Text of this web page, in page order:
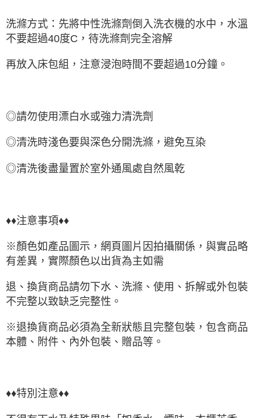
洗滌方式：先將中性洗滌劑倒入洗衣機的水中，水溫
不要超過40度C，待洗滌劑完全溶解
再放入床包組，注意浸泡時間不要超過10分鐘。
◎請勿使用漂白水或強力清洗劑
◎清洗時淺色要與深色分開洗滌，避免互染
◎清洗後盡量置於室外通風處自然風乾
♦♦注意事項♦♦
※顏色如產品圖示，網頁圖片因拍攝關係，與實品略
有差異，實際顏色以出貨為主如需
退、換貨商品請勿下水、洗滌、使用、拆解或外包裝
不完整以致缺乏完整性。
※退換貨商品必須為全新狀態且完整包裝，包含商品
本體、附件、內外包裝、贈品等。
♦♦特別注意♦♦